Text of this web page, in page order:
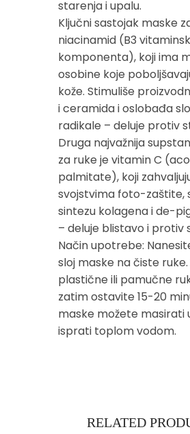
starenja i upalu.
Ključni sastojak maske
niacinamid (B3
komponenta), koji ima
osobine koje
kože. Stimuliše
i ceramida i oslobađa
radikale – deluje protiv
Druga najvažnija
za ruke je vitamin C
palmitate), koji
svojstvima foto-zaštite,
sintezu kolagena i de-
– deluje blistavo i protiv
Način upotrebe:
sloj maske na čiste
plastične ili pamučne
zatim ostavite 15-20
maske možete masirati
isprati toplom vodom.
RELATED